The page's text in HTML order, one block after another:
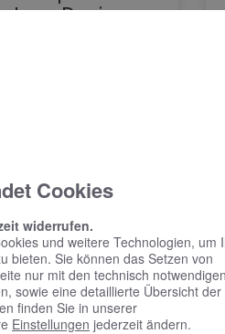
Design
mit reduziertem
Bedienung
Cookies
widerrufen.
und weitere Technologien, um
bieten. Sie können das Setzen von
nur mit den technisch notwendigen
sowie eine detaillierte Übersicht der
finden Sie in unserer
Einstellungen jederzeit ändern.